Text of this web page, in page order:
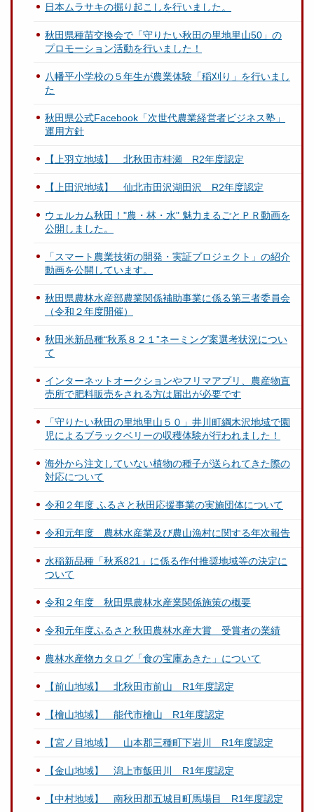
日本ムラサキの掘り起こしを行いました。
秋田県種苗交換会で「守りたい秋田の里地里山50」の
プロモーション活動を行いました！
八幡平小学校の５年生が農業体験「稲刈り」を行いまし
た
秋田県公式Facebook「次世代農業経営者ビジネス塾」
運用方針
【上羽立地域】 北秋田市桂瀬 R2年度認定
【上田沢地域】 仙北市田沢湖田沢 R2年度認定
ウェルカム秋田！"農・林・水" 魅力まるごとＰＲ動画を
公開しました。
「スマート農業技術の開発・実証プロジェクト」の紹介
動画を公開しています。
秋田県農林水産部農業関係補助事業に係る第三者委員会
（令和２年度開催）
秋田米新品種“秋系８２１”ネーミング案選考状況につい
て
インターネットオークションやフリマアプリ、農産物直
売所で肥料販売をされる方は届出が必要です
「守りたい秋田の里地里山５０」井川町綱木沢地域で園
児によるブラックベリーの収穫体験が行われました！
海外から注文していない植物の種子が送られてきた際の
対応について
令和２年度 ふるさと秋田応援事業の実施団体について
令和元年度 農林水産業及び農山漁村に関する年次報告
水稲新品種「秋系821」に係る作付推奨地域等の決定に
ついて
令和２年度 秋田県農林水産業関係施策の概要
令和元年度ふるさと秋田農林水産大賞 受賞者の業績
農林水産物カタログ「食の宝庫あきた」について
【前山地域】 北秋田市前山 R1年度認定
【檜山地域】 能代市檜山 R1年度認定
【宮ノ目地域】 山本郡三種町下岩川 R1年度認定
【金山地域】 潟上市飯田川 R1年度認定
【中村地域】 南秋田郡五城目町馬場目 R1年度認定